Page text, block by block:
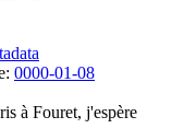
0000-01-08
à Fouret, j'espère